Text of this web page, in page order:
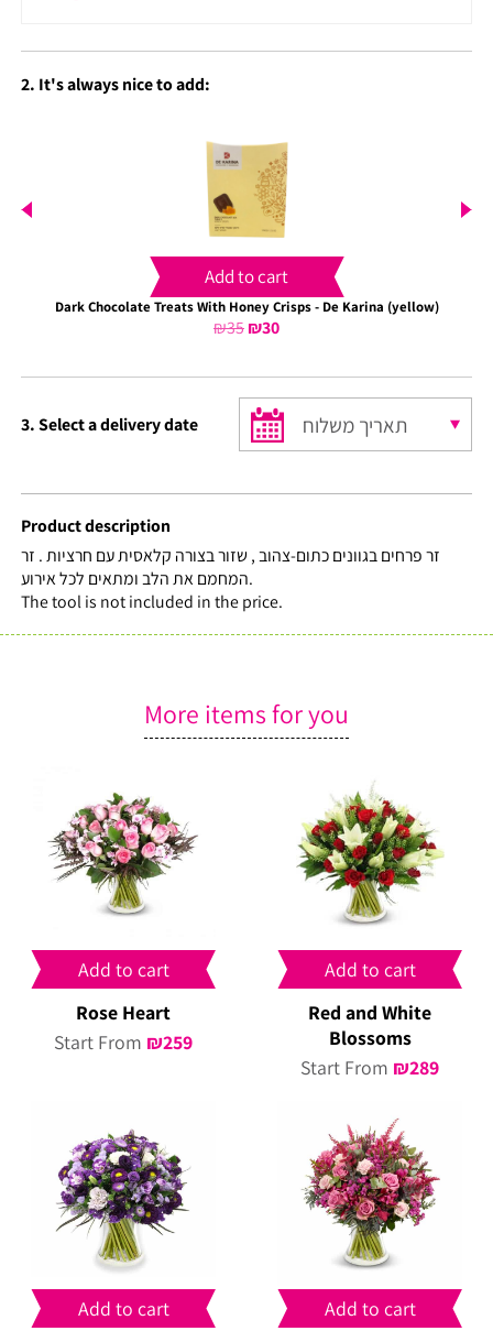
2. It's always nice to add:
Add to cart
Dark Chocolate Treats With Honey Crisps - De Karina (yellow)
₪35Original
was:
₪35.
₪30
is:
₪30.
3. Select a delivery date
Product description
זר פרחים בגוונים כתום-צהוב , שזור בצורה קלאסית עם חרציות . זר
המחמם את הלב ומתאים לכל אירוע.
The tool is not included in the price.
More items for you
Add to cart
Rose Heart
Start From ₪259
Add to cart
Red and White
Blossoms
Start From ₪289
Add to cart
Add to cart